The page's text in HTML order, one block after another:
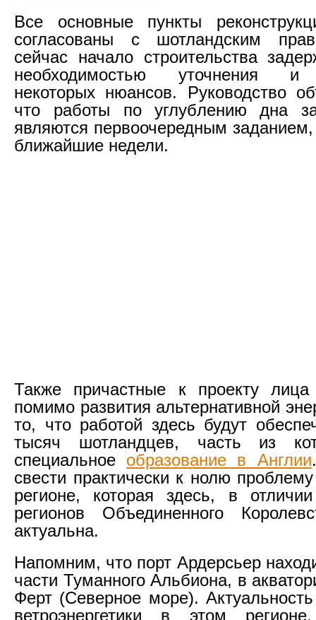
Все основные пункты
согласованы с шотландским
сейчас начало строительства
необходимостью уточнения и
некоторых нюансов. Руководство
что работы по углублению дна
являются первоочередным
ближайшие недели.
Также причастные к проекту
помимо развития альтернативной
то, что работой здесь будут
тысяч шотландцев, часть из
специальное образование в Англии
свести практически к нолю
регионе, которая здесь, в
регионов Объединенного
актуальна.
Напомним, что порт Ардерсьер
части Туманного Альбиона, в
Ферт (Северное море).
ветроэнергетики в этом